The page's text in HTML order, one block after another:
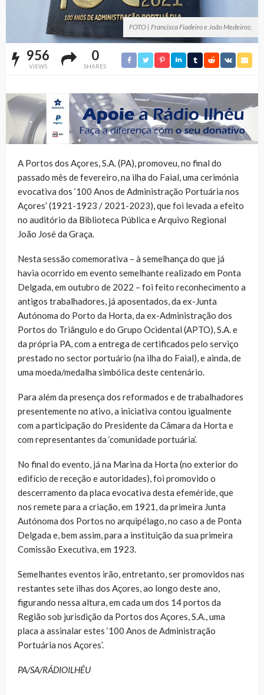
FOTO | Francisca Fiadeiro e João Medeiros;
956
VIEWS
0
SHARES
A Portos dos Açores, S.A. (PA), promoveu, no final do
passado mês de fevereiro, na ilha do Faial, uma cerimónia
evocativa dos ‘100 Anos de Administração Portuária nos
Açores’ (1921-1923 / 2021-2023), que foi levada a efeito
no auditório da Biblioteca Pública e Arquivo Regional
João José da Graça.
Nesta sessão comemorativa – à semelhança do que já
havia ocorrido em evento semelhanterealizado em Ponta
Delgada, em outubro de 2022 – foi feito reconhecimento a
antigos trabalhadores, já aposentados, da ex-Junta
Autónoma do Porto da Horta, da ex-Administração dos
Portos do Triângulo e do Grupo Ocidental (APTO), S.A. e
da própria PA, com a entrega de certificados pelo serviço
prestado no sector portuário (na ilha do Faial), e ainda, de
uma moeda/medalha simbólica deste centenário.
Para além da presença dos reformados e de trabalhadores
presentemente no ativo, a iniciativa contou igualmente
com a participação do Presidente da Câmara da Horta e
com representantes da ‘comunidade portuária’.
No final do evento, já na Marina da Horta (no exterior do
edifício de receção e autoridades), foi promovido o
descerramento da placa evocativa desta efeméride, que
nos remete para a criação, em 1921, da primeira Junta
Autónoma dos Portos no arquipélago, no caso a de Ponta
Delgada e, bem assim, para a instituição da sua primeira
Comissão Executiva, em 1923.
Semelhantes eventos irão, entretanto, ser promovidos nas
restantes sete ilhas dos Açores, ao longo deste ano,
figurando nessa altura, em cada um dos 14 portos da
Região sob jurisdição da Portos dos Açores, S.A., uma
placa a assinalar estes ‘100 Anos de Administração
Portuária nos Açores’.
PA/SA/RÁDIOILHÉU